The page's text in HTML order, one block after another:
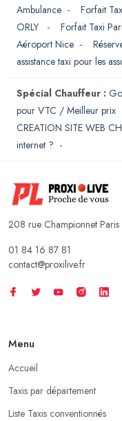
Ambulance - Forfait
ORLY
- Forfait Taxi
Aéroport Nice -
assistance taxi pour les
Spécial Chauffeur :
pour VTC / Meilleur prix
CREATION SITE WEB
internet ? -
208 rue Championnet
01 84 16 87 81
contact@proxilive.fr
Menu
Accueil
Taxis par département
Liste Taxis conventionnés